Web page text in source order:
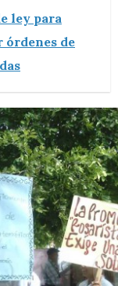
ley para
órdenes de